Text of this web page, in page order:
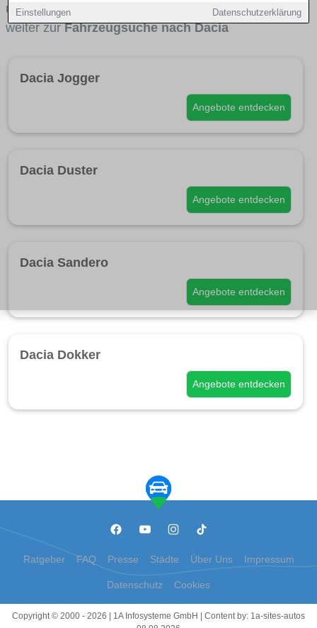
Einstellungen Datenschutzerklärung
und für wen Dacia besonders interessant ist. Direkt
weiter zurFahrzeugsuche nach Dacia
Dacia Jogger
Angebote entdecken
Dacia Duster
Angebote entdecken
Dacia Sandero
Angebote entdecken
Dacia Dokker
Angebote entdecken
Ratgeber FAQ Presse Städte Über Uns Impressum
Datenschutz Cookies
Copyright © 2000 - 2026 | 1A Infosysteme GmbH | Content by: 1a-sites-autos